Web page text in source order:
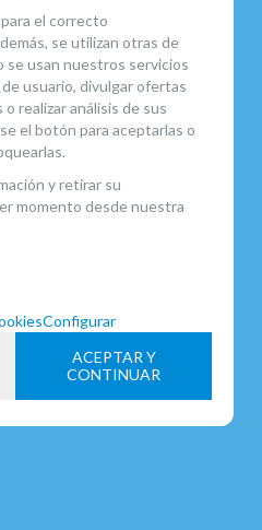
el correcto
se utilizan otras de
se usan nuestros servicios
usuario, divulgar ofertas
realizar análisis de sus
el botón para aceptarlas o
y retirar su
momento desde nuestra
Configurar
ACEPTAR Y
CONTINUAR